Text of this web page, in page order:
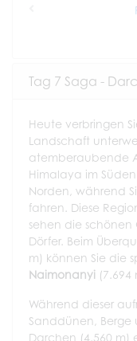
Tag 7 Saga -
Heute verbringen
Landschaft
atemberaubende
Himalaya im
Norden, während
fahren. Diese
sehen die
Dörfer. Beim
m) können Sie die
Naimonanyi (7.694
Während dieser
Sanddünen, Berge
Darchen (4.560 m)